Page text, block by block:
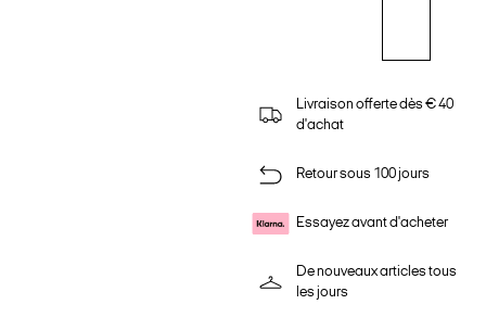
Livraison offerte dès € 40
d'achat
Retour sous 100 jours
Essayez avant d'acheter
De nouveaux articles tous
les jours